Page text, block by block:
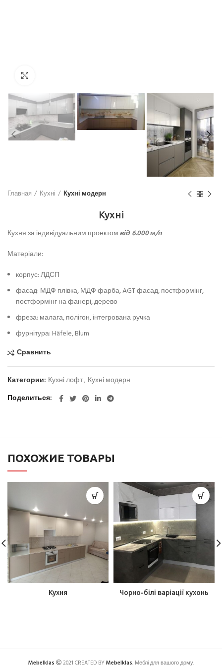
Главная Кухні Кухні модерн
Кухні
Кухня за індивідуальним проектомвід 6.000 м/п
Матеріали:
корпус: ЛДСП
фасад: МДФ плівка, МДФ фарба, AGT фасад, постформінг,
постформінг на фанері, дерево
фреза: малага, полігон, інтегрована ручка
фурнітура: Häfele, Blum
Сравнить
Категории: Кухні лофт, Кухні модерн
Поделиться
ПОХОЖИЕ ТОВАРЫ
Кухня Чорно-білі варіації кухонь
Mebelklas 2021 CREATED BYMebelklas. Меблі для вашого дому.